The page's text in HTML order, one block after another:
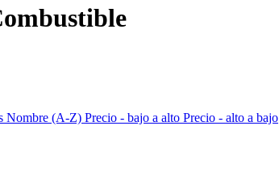
Nombre (A-Z) Precio - bajo a alto Precio - alto a bajo